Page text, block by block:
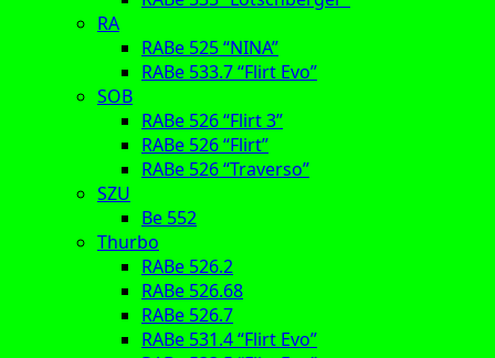
RA
RABe 525 “NINA”
RABe 533.7 “Flirt Evo”
SOB
RABe 526 “Flirt 3”
RABe 526 “Flirt”
RABe 526 “Traverso”
SZU
Be 552
Thurbo
RABe 526.2
RABe 526.68
RABe 526.7
RABe 531.4 “Flirt Evo”